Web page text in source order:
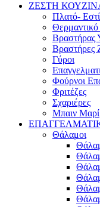
ΖΕΣΤΗ
Πλατό-
Βραστήρας
Βραστήρες
Γύροι
Φούρνοι
Φριτέζες
Σχαριέρες
Μπαιν Μαρί
Θάλαμοι